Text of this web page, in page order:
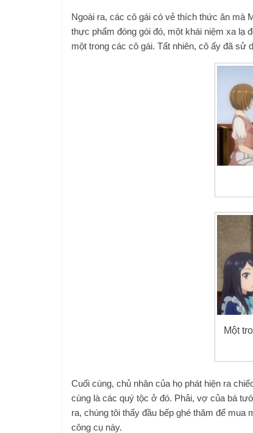
Ngoài ra, các cô gái có vẻ thích thức ăn mà
thực phẩm đóng gói đó, một khái niệm xa lạ
một trong các cô gái. Tất nhiên, cô ấy đã sử
Một
Cuối cùng, chủ nhân của họ phát hiện ra
cùng là các quý tộc ở đó. Phải, vợ của bá
ra, chúng tôi thấy đầu bếp ghé thăm để
công cụ này.